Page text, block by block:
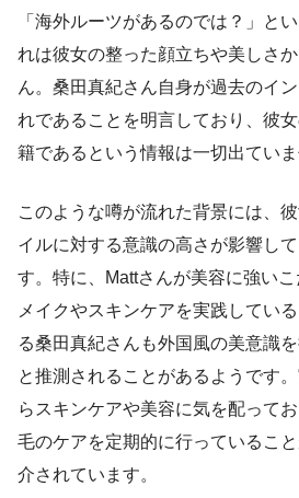
「海外ルーツがあるのでは？」と
れは彼女の整った顔立ちや美しさ
ん。桑田真紀さん自身が過去のイ
れであることを明言しており、彼
籍であるという情報は一切出ていま
このような噂が流れた背景には、
イルに対する意識の高さが影響し
す。特に、Mattさんが美容に強い
メイクやスキンケアを実践してい
る桑田真紀さんも外国風の美意識
と推測されることがあるようです
らスキンケアや美容に気を配って
毛のケアを定期的に行っているこ
介されています。